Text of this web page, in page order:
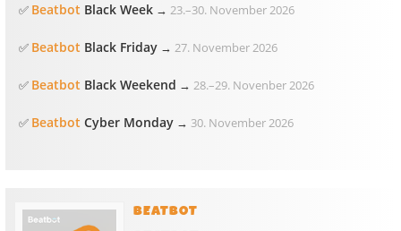
✅ Beatbot Black Week → 23.–30. November 2026
✅ Beatbot Black Friday → 27. November 2026
✅ Beatbot Black Weekend → 28.–29. Novenber 2026
✅ Beatbot Cyber Monday → 30. November 2026
BEATBOT